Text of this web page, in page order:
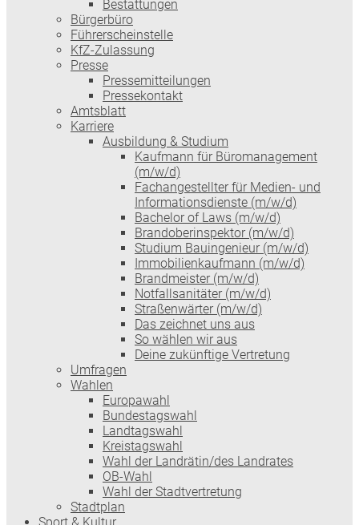
Bestattungen
Bürgerbüro
Führerscheinstelle
KfZ-Zulassung
Presse
Pressemitteilungen
Pressekontakt
Amtsblatt
Karriere
Ausbildung & Studium
Kaufmann für Büromanagement
(m/w/d)
Fachangestellter für Medien- und
Informationsdienste (m/w/d)
Bachelor of Laws (m/w/d)
Brandoberinspektor (m/w/d)
Studium Bauingenieur (m/w/d)
Immobilienkaufmann (m/w/d)
Brandmeister (m/w/d)
Notfallsanitäter (m/w/d)
Straßenwärter (m/w/d)
Das zeichnet uns aus
So wählen wir aus
Deine zukünftige Vertretung
Umfragen
Wahlen
Europawahl
Bundestagswahl
Landtagswahl
Kreistagswahl
Wahl der Landrätin/des Landrates
OB-Wahl
Wahl der Stadtvertretung
Stadtplan
Sport & Kultur